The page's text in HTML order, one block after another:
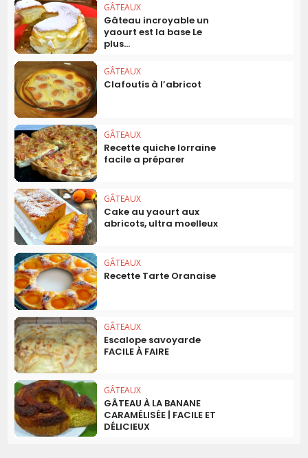
GÂTEAUX
Gâteau incroyable un
yaourt est la base Le
plus...
GÂTEAUX
Clafoutis à l’abricot
GÂTEAUX
Recette quiche lorraine
facile a préparer
GÂTEAUX
Cake au yaourt aux
abricots, ultra moelleux
GÂTEAUX
Recette Tarte Oranaise
GÂTEAUX
Escalope savoyarde
FACILE À FAIRE
GÂTEAUX
GÂTEAU À LA BANANE
CARAMÉLISÉE | FACILE ET
DÉLICIEUX